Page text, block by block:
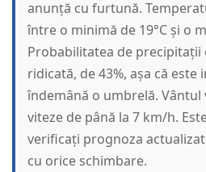
anunță cu furtună.
între o minimă de 19°C și o
Probabilitatea de precipitații
ridicată, de 43%, așa că este
îndemână o umbrelă. Vântul
viteze de până la 7 km/h.
verificați prognoza
cu orice schimbare.